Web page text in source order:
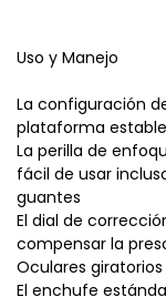
Uso y Manejo
La configuración
plataforma
La perilla de
fácil de usar
guantes
El dial de
compensar la
Oculares
El enchufe